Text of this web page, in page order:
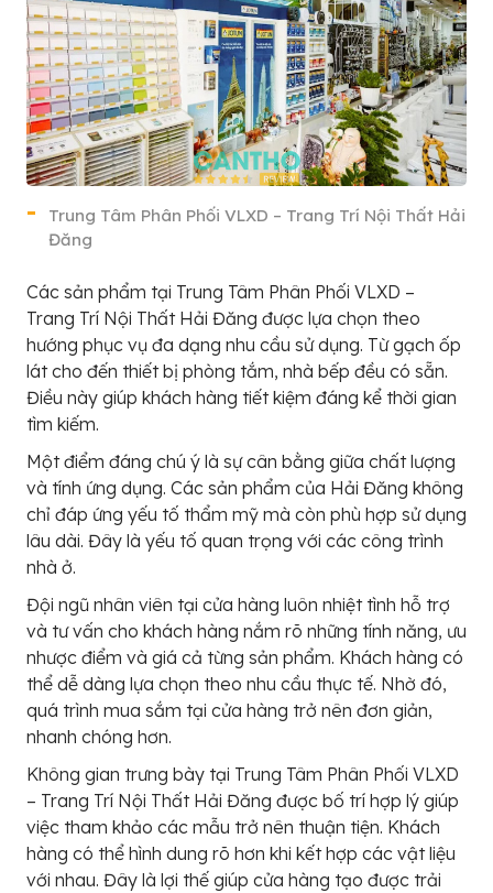
Trung Tâm Phân Phối VLXD – Trang Trí Nội Thất Hải
Đăng
Các sản phẩm tại Trung Tâm Phân Phối VLXD –
Trang Trí Nội Thất Hải Đăng được lựa chọn theo
hướng phục vụ đa dạng nhu cầu sử dụng. Từ gạch ốp
lát cho đến thiết bị phòng tắm, nhà bếp đều có sẵn.
Điều này giúp khách hàng tiết kiệm đáng kể thời gian
tìm kiếm.
Một điểm đáng chú ý là sự cân bằng giữa chất lượng
và tính ứng dụng. Các sản phẩm của Hải Đăng không
chỉ đáp ứng yếu tố thẩm mỹ mà còn phù hợp sử dụng
lâu dài. Đây là yếu tố quan trọng với các công trình
nhà ở.
Đội ngũ nhân viên tại cửa hàng luôn nhiệt tình hỗ trợ
và tư vấn cho khách hàng nắm rõ những tính năng, ưu
nhược điểm và giá cả từng sản phẩm. Khách hàng có
thể dễ dàng lựa chọn theo nhu cầu thực tế. Nhờ đó,
quá trình mua sắm tại cửa hàng trở nên đơn giản,
nhanh chóng hơn.
Không gian trưng bày tại Trung Tâm Phân Phối VLXD
– Trang Trí Nội Thất Hải Đăng được bố trí hợp lý giúp
việc tham khảo các mẫu trở nên thuận tiện. Khách
hàng có thể hình dung rõ hơn khi kết hợp các vật liệu
với nhau. Đây là lợi thế giúp cửa hàng tạo được trải